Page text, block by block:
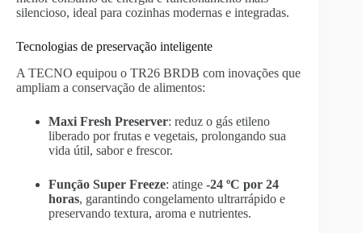
silencioso, ideal para cozinhas modernas e integradas.
Tecnologias de preservação inteligente
A TECNO equipou o TR26 BRDB com inovações que
ampliam a conservação de alimentos:
Maxi Fresh Preserver: reduz o gás etileno
liberado por frutas e vegetais, prolongando sua
vida útil, sabor e frescor.
Função Super Freeze: atinge -24 ºC por 24
horas, garantindo congelamento ultrarrápido e
preservando textura, aroma e nutrientes.